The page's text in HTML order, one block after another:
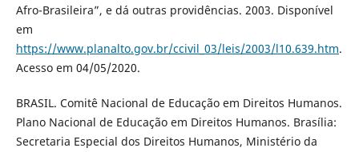
Afro-Brasileira”, e dá outras providências. 2003. Disponível
em
https://www.planalto.gov.br/ccivil_03/leis/2003/l10.639.htm.
Acesso em 04/05/2020.
BRASIL. Comitê Nacional de Educação em Direitos Humanos.
Plano Nacional de Educação em Direitos Humanos. Brasília:
Secretaria Especial dos Direitos Humanos, Ministério da